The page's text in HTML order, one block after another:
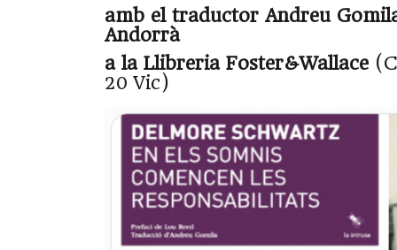
amb el traductor Andreu
Andorrà
a la Llibreria Foster&Wallace
20 Vic)